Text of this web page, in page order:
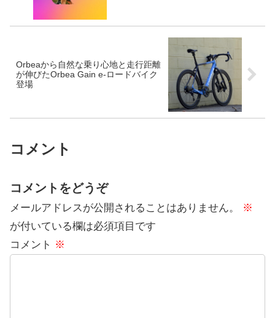
Orbeaから自然な乗り心地と走行距離
が伸びたOrbea Gain e-ロードバイク
登場
コメント
コメントをどうぞ
メールアドレスが公開されることはありません。
※
が付いている欄は必須項目です
コメント ※